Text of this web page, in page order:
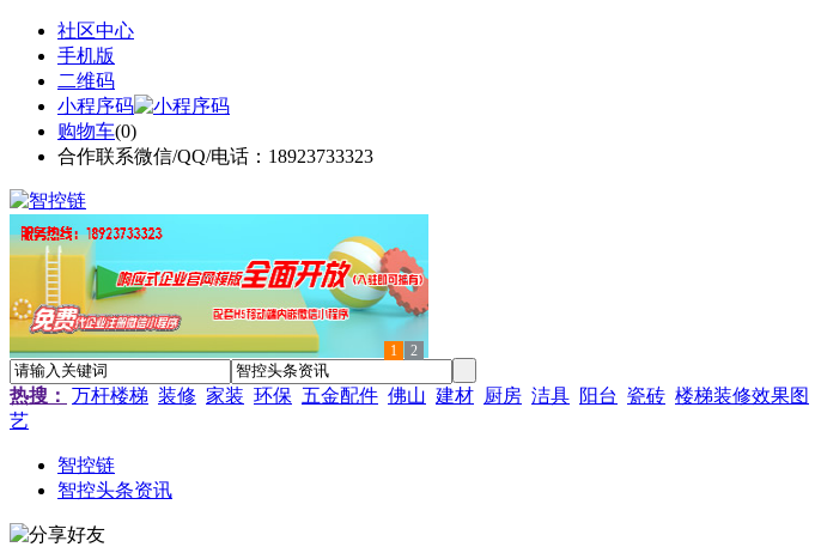
社区中心
手机版
二维码
小程序码
购物车(0)
合作联系微信/QQ/电话：18923733323
1 2
热搜： 万杆楼梯 装修 家装 环保 五金配件 佛山 建材 厨房 洁具 阳台 瓷砖 楼梯装修效果图
艺
智控链
智控头条资讯